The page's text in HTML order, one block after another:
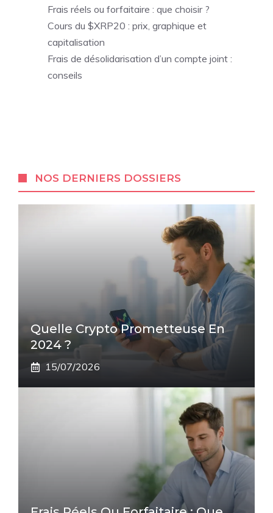
Frais réels ou forfaitaire : que choisir ?
Cours du $XRP20 : prix, graphique et
capitalisation
Frais de désolidarisation d’un compte joint :
conseils
NOS DERNIERS DOSSIERS
Quelle Crypto Prometteuse En
2024 ?
15/07/2026